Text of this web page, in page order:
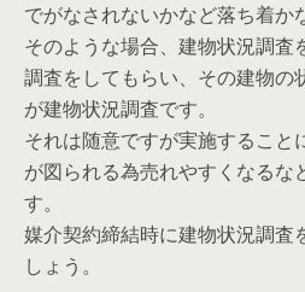
でがなされないかなど落ち着か
そのような場合、建物状況調査
調査をしてもらい、その建物の
が建物状況調査です。
それは随意ですが実施すること
が図られる為売れやすくなるな
す。
媒介契約締結時に建物状況調査
しょう。